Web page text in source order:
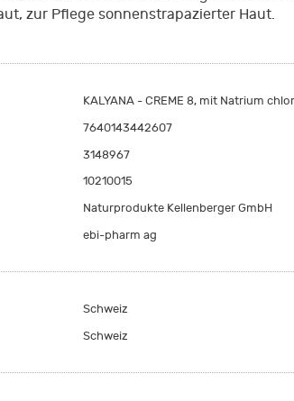
zur Pflege sonnenstrapazierter Haut.
KALYANA - CREME 8, mit Natrium
7640143442607
3148967
10210015
Naturprodukte Kellenberger GmbH
ebi-pharm ag
Schweiz
Schweiz